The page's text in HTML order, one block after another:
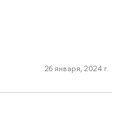
26 января, 2024 г.